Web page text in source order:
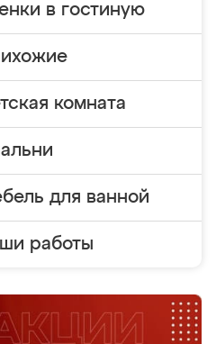
в гостиную
комната
для ванной
работы